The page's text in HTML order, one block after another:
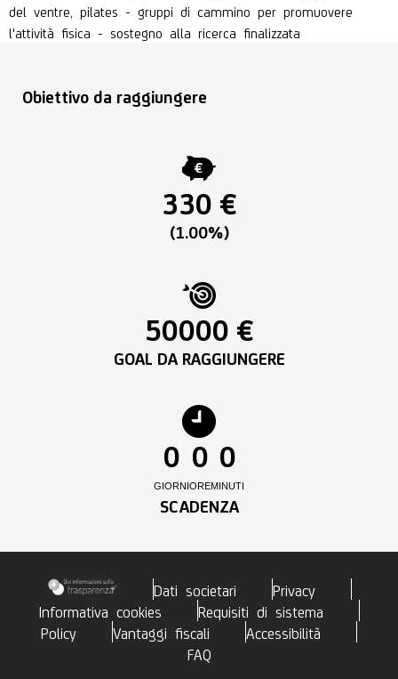
del ventre, pilates - gruppi di cammino per promuovere
l'attività fisica - sostegno alla ricerca finalizzata
Obiettivo da raggiungere
330 €
(1.00%)
50000 €
GOAL DA RAGGIUNGERE
0
GIORNI
0
ORE
0
MINUTI
SCADENZA
Dati societari
Privacy
Informativa cookies
Requisiti di sistema
Policy
Vantaggi fiscali
Accessibilità
FAQ